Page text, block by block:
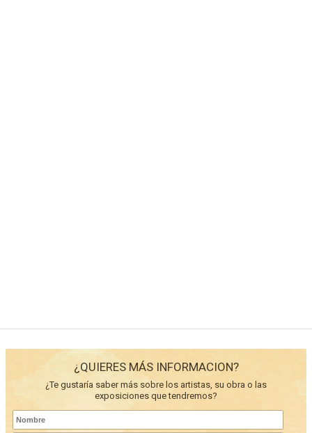
¿QUIERES MÁS INFORMACION?
¿Te gustaría saber más sobre los artistas, su obra o las
exposiciones que tendremos?